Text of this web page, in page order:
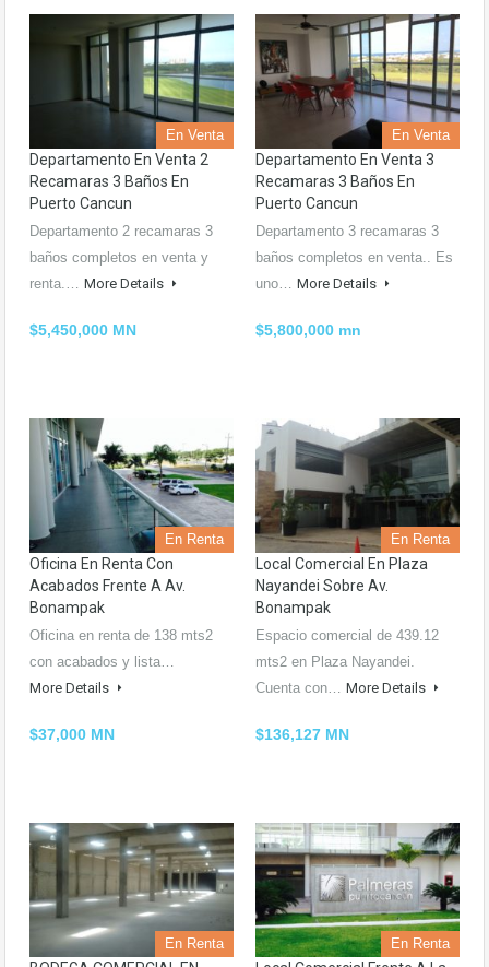
En Venta
Departamento En Venta 2
Recamaras 3 Baños En
Puerto Cancun
Departamento 2 recamaras 3
baños completos en venta y
renta.… More Details
$5,450,000 MN
En Venta
Departamento En Venta 3
Recamaras 3 Baños En
Puerto Cancun
Departamento 3 recamaras 3
baños completos en venta.. Es
uno… More Details
$5,800,000 mn
En Renta
Oficina En Renta Con
Acabados Frente A Av.
Bonampak
Oficina en renta de 138 mts2
con acabados y lista…
More Details
$37,000 MN
En Renta
Local Comercial En Plaza
Nayandei Sobre Av.
Bonampak
Espacio comercial de 439.12
mts2 en Plaza Nayandei.
Cuenta con… More Details
$136,127 MN
En Renta En Renta